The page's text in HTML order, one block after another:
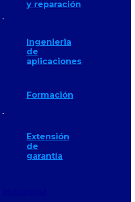
y reparación
Ingenieria
de
aplicaciones
Formación
Extensión
de
garantía